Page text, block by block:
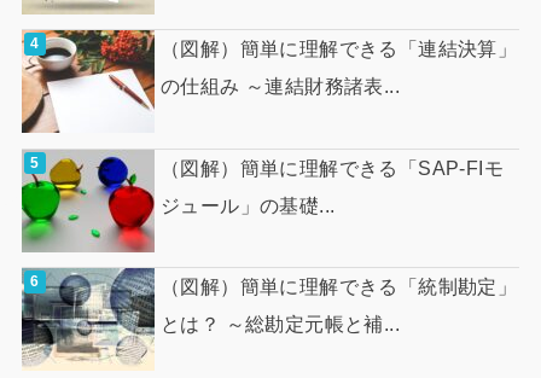
（図解）簡単に理解できる「連結決算」
の仕組み ～連結財務諸表...
（図解）簡単に理解できる「SAP-FIモ
ジュール」の基礎...
（図解）簡単に理解できる「統制勘定」
とは？ ～総勘定元帳と補...